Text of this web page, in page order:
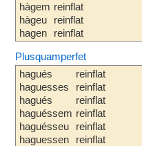
hàgem
hàgeu
hagen
reinflat
reinflat
reinflat
Plusquamperfet
hagués
haguesses
hagués
haguéssem
haguésseu
haguessen
reinflat
reinflat
reinflat
reinflat
reinflat
reinflat